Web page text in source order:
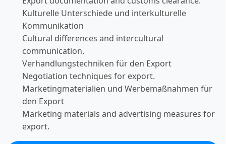
Kulturelle Unterschiede und interkulturelle
Kommunikation
Cultural differences and intercultural
communication.
Verhandlungstechniken für den Export
Negotiation techniques for export.
Marketingmaterialien und Werbemaßnahmen für
den Export
Marketing materials and advertising measures for
export.